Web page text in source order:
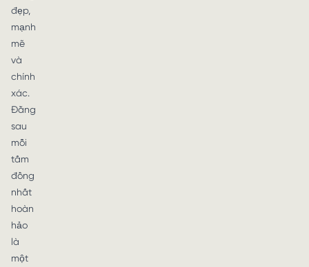
đẹp,
mạnh
mẽ
và
chính
xác.
Đằng
sau
mỗi
tấm
đồng
nhất
hoàn
hảo
là
một